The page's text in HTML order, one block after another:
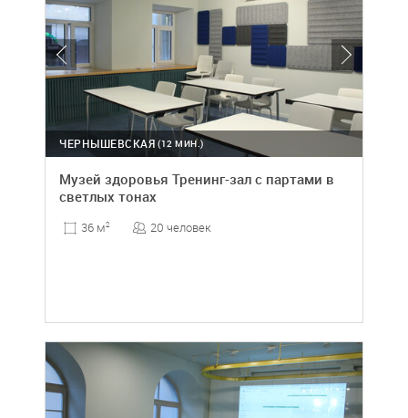
(12 МИН.)
ЧЕРНЫШЕВСКАЯ
Музей здоровья Тренинг-зал с партами в
светлых тонах
36 м2 20 человек